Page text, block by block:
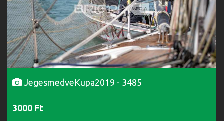
JegesmedveKupa2019 - 3485
3000 Ft